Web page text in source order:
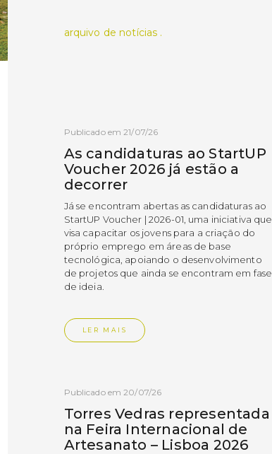
arquivo de notícias .
Publicado em 21/07/26
As candidaturas ao StartUP
Voucher 2026 já estão a
decorrer
Já se encontram abertas as candidaturas ao
StartUP Voucher | 2026-01, uma iniciativa que
visa capacitar os jovens para a criação do
próprio emprego em áreas de base
tecnológica, apoiando o desenvolvimento
de projetos que ainda se encontram em fase
de ideia.
LER MAIS
Publicado em 20/07/26
Torres Vedras representada
na Feira Internacional de
Artesanato – Lisboa 2026